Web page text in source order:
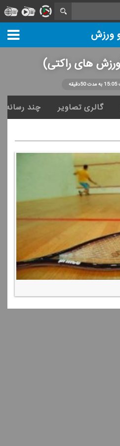
ورزش
های راكتی)
گالری تصاویر چند رسانه